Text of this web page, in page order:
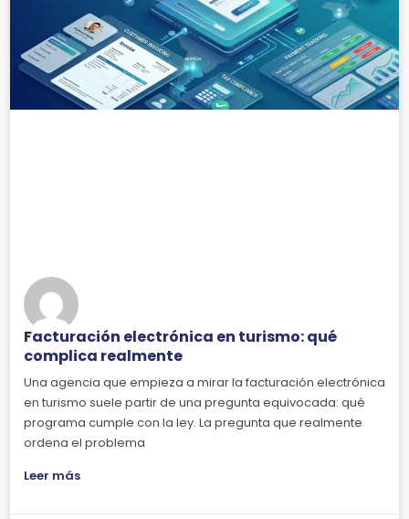
Facturación electrónica en turismo: qué
complica realmente
Una agencia que empieza a mirar la facturación electrónica
en turismo suele partir de una pregunta equivocada: qué
programa cumple con la ley. La pregunta que realmente
ordena el problema
Leer más